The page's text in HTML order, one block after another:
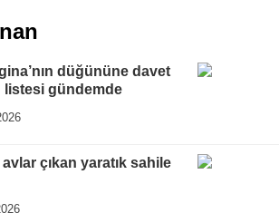
düğününe davet
listesi gündemde
çıkan yaratık sahile